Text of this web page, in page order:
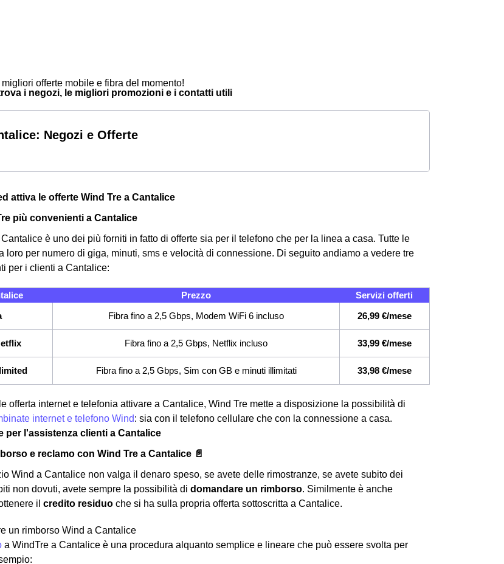
offerte mobile e fibra del momento!
i negozi, le migliori promozioni e i contatti utili
Negozi e Offerte
attiva le offerte Wind Tre a Cantalice
più convenienti a Cantalice
è uno dei più forniti in fatto di offerte sia per il telefono che per la linea a casa. Tutte le
loro per numero di giga, minuti, sms e velocità di connessione. Di seguito andiamo a vedere tre
per i clienti a Cantalice:
Prezzo
Servizi offerti
Fibra fino a 2,5 Gbps, Modem WiFi 6 incluso 26,99 €/mese
Fibra fino a 2,5 Gbps, Netflix incluso 33,99 €/mese
Fibra fino a 2,5 Gbps, Sim con GB e minuti illimitati 33,98 €/mese
offerta internet e telefonia attivare a Cantalice, Wind Tre mette a disposizione la possibilità di
internet e telefono Wind: sia con il telefono cellulare che con la connessione a casa.
per l'assistenza clienti a Cantalice
e reclamo con Wind Tre a Cantalice 📄
Wind a Cantalice non valga il denaro speso, se avete delle rimostranze, se avete subito dei
non dovuti, avete sempre la possibilità di domandare un rimborso. Similmente è anche
il credito residuo che si ha sulla propria offerta sottoscritta a Cantalice.
un rimborso Wind a Cantalice
a WindTre a Cantalice è una procedura alquanto semplice e lineare che può essere svolta per